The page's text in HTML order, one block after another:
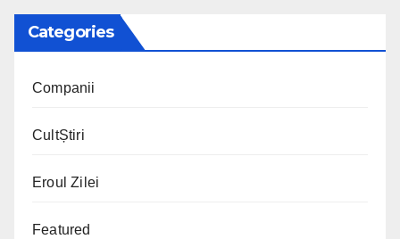
Categories
Companii
CultȘtiri
Eroul Zilei
Featured